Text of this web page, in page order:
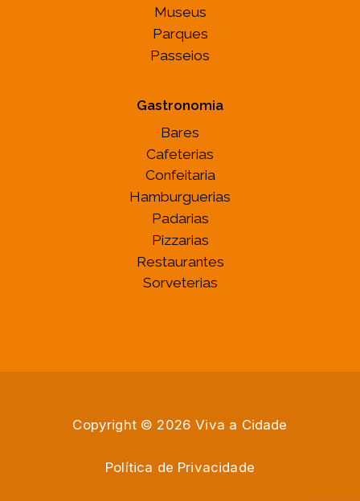
Museus
Parques
Passeios
Gastronomia
Bares
Cafeterias
Confeitaria
Hamburguerias
Padarias
Pizzarias
Restaurantes
Sorveterias
Copyright © 2026 Viva a Cidade
Política de Privacidade